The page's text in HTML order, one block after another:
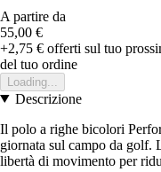
A partire da
55,00 €
+2,75 € offerti sul tuo
del tuo ordine
Loading...
Descrizione
Il polo a righe bicolori
giornata sul campo da golf.
libertà di movimento per